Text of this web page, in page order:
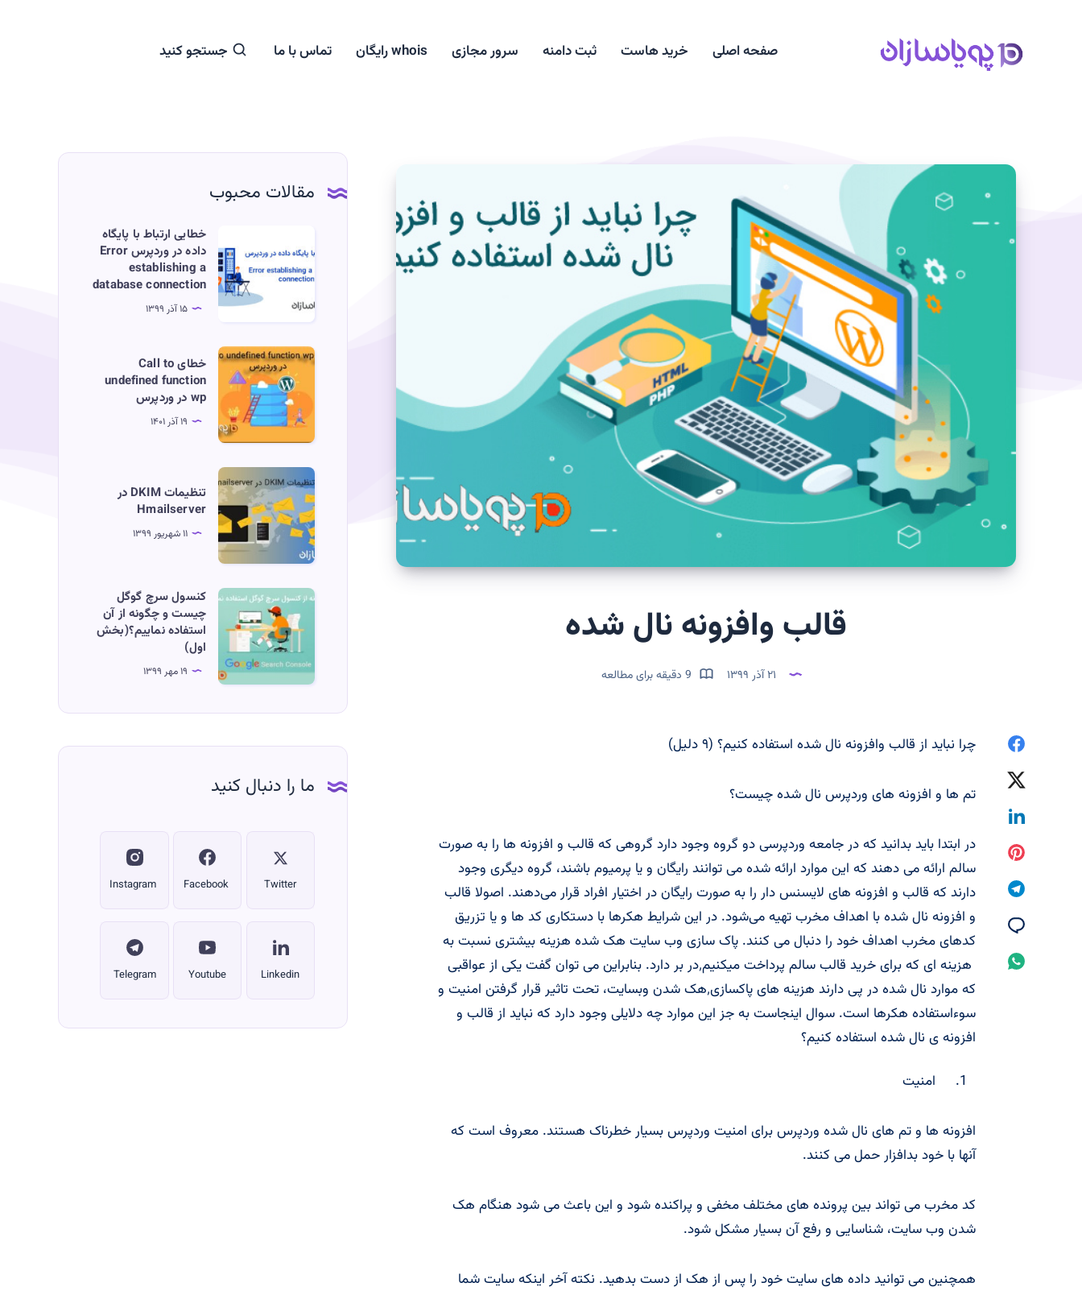
صفحه اصلی خرید هاست ثبت دامنه سرور مجازی whois رایگان تماس با ما جستجو کنید
قالب وافزونه نال شده
اشتراک
Facebook
Twitter
Linkedin
اشتراک
Pinterest
اشتراک
Telegram
اشتراک
Email
اشتراک
چرا نباید از قالب وافزونه نال شده استفاده کنیم؟ (۹ دلیل)
تم ها و افزونه های وردپرس نال شده چیست؟
در ابتدا باید بدانید که در جامعه وردپرسی دو گروه وجود دارد گروهی که قالب و افزونه ها را به صورت
سالم ارائه می دهند که این موارد ارائه شده می توانند رایگان و یا پرمیوم باشند، گروه دیگری وجود
دارند که قالب و افزونه های لایسنس دار را به صورت رایگان در اختیار افراد قرار می‌دهند. اصولا قالب
و افزونه نال شده با اهداف مخرب تهیه می‌شود. در این شرایط هکرها با دستکاری کد ها و یا تزریق
کدهای مخرب اهداف خود را دنبال می کنند. پاک سازی وب سایت هک شده هزینه بیشتری نسبت به
هزینه ای که برای خرید قالب سالم پرداخت میکنیم٬در بر دارد. بنابراین می توان گفت یکی از عواقبی
که موارد نال شده در پی دارند هزینه های پاکسازی٬هک شدن وبسایت، تحت تاثیر قرار گرفتن امنیت و
سوءاستفاده هکرها است. سوال اینجاست به جز این موارد چه دلایلی وجود دارد که نباید از قالب و
افزونه ی نال شده استفاده کنیم؟
امنیت
افزونه ها و تم های نال شده وردپرس برای امنیت وردپرس بسیار خطرناک هستند. معروف است که
آنها با خود بدافزار حمل می کنند.
کد مخرب می تواند بین پرونده های مختلف مخفی و پراکنده شود و این باعث می شود هنگام هک
شدن وب سایت، شناسایی و رفع آن بسیار مشکل شود.
همچنین می توانید داده های سایت خود را پس از هک از دست بدهید. نکته آخر اینکه سایت شما
مقالات محبوب
ارتباط
با
پایگاه
در
وردپرس
Error
establishing
a
connection
خطایی ارتباط با پایگاه
داده در وردپرس Error
establishing a
database connection
۱۵ آذر ۱۳۹۹
خطای
Call
to
undefined
function
wp
در
وردپرس
خطای Call to
undefined function
wp در وردپرس
۱۹ آذر ۱۴۰۱
تنظیمات
DKIM
در
Hmailserver
تنظیمات DKIM در
Hmailserver
۱۱ شهریور ۱۳۹۹
کنسول
سرچ
چیست
و
چگونه
استفاده
نماییم؟
کنسول سرچ گوگل
چیست و چگونه از آن
استفاده نماییم؟(بخش
اول)
۱۹ مهر ۱۳۹۹
ما را دنبال کنید
Twitter
Facebook
Instagram
Linkedin
Youtube
Telegram